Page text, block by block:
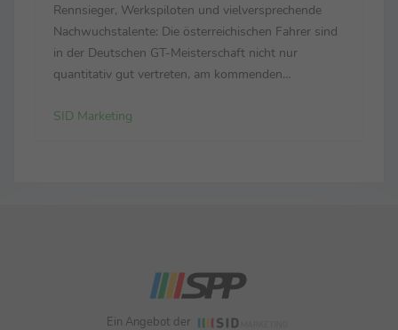
Rennsieger, Werkspiloten und vielversprechende
Nachwuchstalente: Die österreichischen Fahrer sind
in der Deutschen GT-Meisterschaft nicht nur
quantitativ gut vertreten, am kommenden
Heimspiel auf dem Red Bull Ring zu den
SID Marketing
Ein Angebot der